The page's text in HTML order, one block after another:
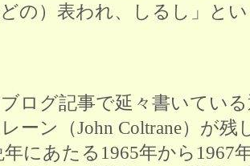
の）表われ、しるし」と
ログ記事で延々書いてい
ーン（John Coltrane）が残
年にあたる1965年から1967